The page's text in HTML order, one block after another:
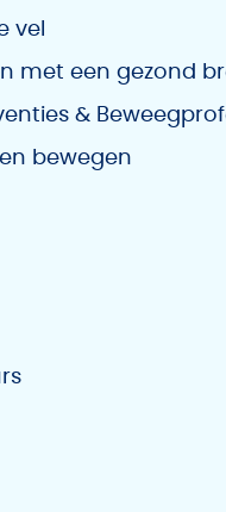
vel
met een gezond
&
bewegen